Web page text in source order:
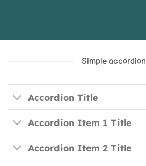
Simple accordion
Accordion Title
Accordion Item 1 Title
Accordion Item 2 Title